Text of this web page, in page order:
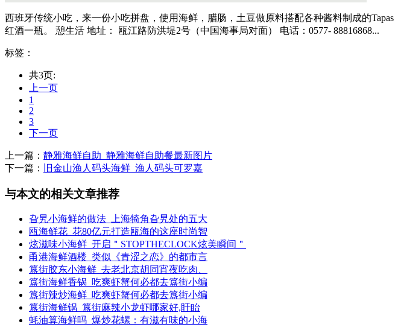
西班牙传统小吃，来一份小吃拼盘，使用海鲜，腊肠，土豆做原料搭配各种酱料制成的
红酒一瓶。 憩生活 地址： 瓯江路防洪堤2号（中国海事局对面） 电话：0577- 88816868...
标签：
共3页:
上一页
1
2
3
下一页
上一篇： 静雅海鲜自助_静雅海鲜自助餐最新图片
下一篇：
旧金山渔人码头海鲜_渔人码头可罗嘉
与本文的相关文章推荐
旮旯小海鲜的做法_上海犄角旮旯处的五大
瓯海鲜花_花80亿元打造瓯海的这座时尚智
炫滋味小海鲜_开启＂STOPTHECLOCK炫美瞬间＂
甬港海鲜酒楼_类似《青涩之恋》的都市言
簋街胶东小海鲜_去老北京胡同宵夜吃肉、
簋街海鲜香锅_吃爽虾蟹何必都去簋街小编
簋街辣炒海鲜_吃爽虾蟹何必都去簋街小编
簋街海鲜锅_簋街麻辣小龙虾哪家好,盱眙
蚝油算海鲜吗_爆炒花螺：有滋有味的小海